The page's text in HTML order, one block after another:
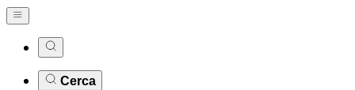
Cerca